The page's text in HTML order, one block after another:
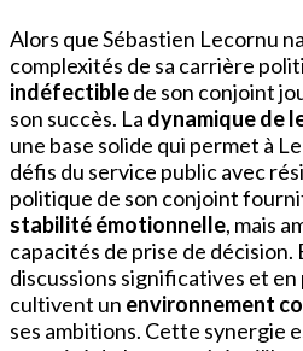
Alors que Sébastien Lecornu
complexités de sa carrière
indéfectiblede son conjoint
son succès. La dynamique de
une base solide qui permet à
défis du service public avec
politique de son conjoint
stabilité émotionnelle, mais
capacités de prise de décision.
discussions significatives et
cultivent un environnement
ses ambitions. Cette synergie